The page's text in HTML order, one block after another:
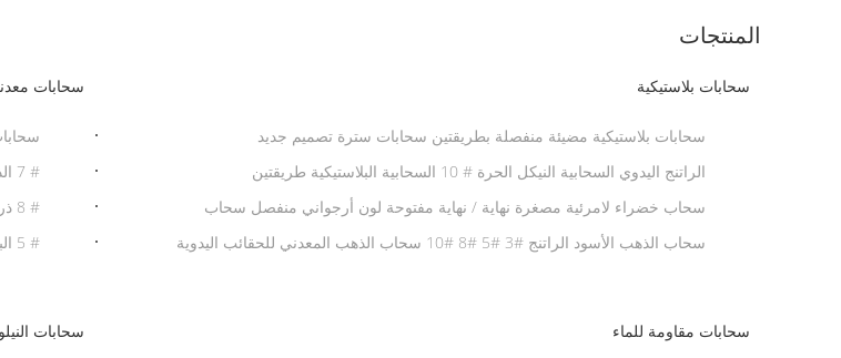
المنتجات
سحابات
# 7 الذهب الزهري الزيبر المعدني 26 بوصة سترة الزيبر ناعمة صديقة للبيئة
# 8 ذرة الأسنان زيب مات الأسود طريقتين مفتوحة نهاية زيب للملابس
# 5 البيضاء مفتوحة نهاية السحب الأسنان الفضية / الأسنان الذهبية حقيبة اليد السحب
سحابات بلاستيكية
سحابات بلاستيكية مضيئة منفصلة بطريقتين سحابات سترة تصميم جديد
الراتنج اليدوي السحابية النيكل الحرة # 10 السحابية البلاستيكية طريقتين
سحاب خضراء لامرئية مصغرة نهاية / نهاية مفتوحة لون أرجواني منفصل سحاب
سحاب الذهب الأسود الراتنج #3 #5 #8 #10 سحاب الذهب المعدني للحقائب اليدوية
سحابات سحابات مقاومة للماء